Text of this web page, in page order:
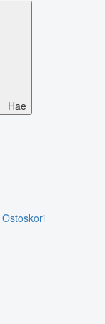
Hae
Ostoskori